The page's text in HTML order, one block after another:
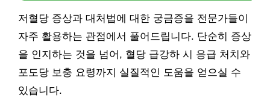
저혈당 증상과 대처법에 대한 궁금증을 전문가들이
자주 활용하는 관점에서 풀어드립니다. 단순히 증상
을 인지하는 것을 넘어, 혈당 급강하 시 응급 처치와
포도당 보충 요령까지 실질적인 도움을 얻으실 수
있습니다.